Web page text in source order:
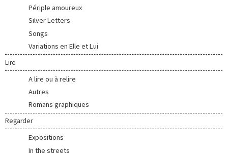
Périple amoureux
Silver Letters
Songs
Variations en Elle et Lui
Lire
A lire ou à relire
Autres
Romans graphiques
Regarder
Expositions
In the streets